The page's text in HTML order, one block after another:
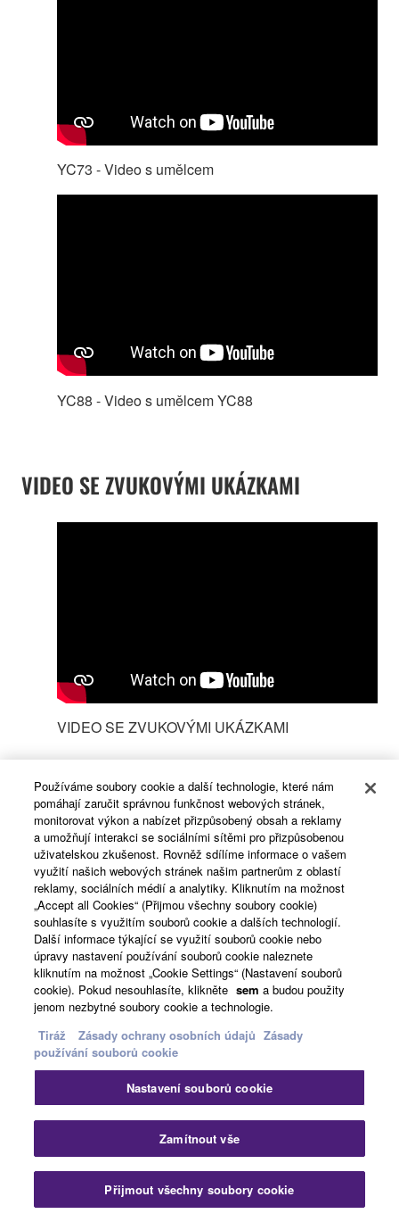
YC73 - Video s umělcem
YC88 - Video s umělcem YC88
VIDEO SE ZVUKOVÝMI UKÁZKAMI
VIDEO SE ZVUKOVÝMI UKÁZKAMI
Možnosti
ZVUK
Prémiová akustická křídla Yamaha
Používáme soubory cookie a další technologie, které nám
pomáhají zaručit správnou funkčnost webových stránek,
monitorovat výkon a nabízet přizpůsobený obsah a reklamy
a umožňují interakci se sociálními sítěmi pro přizpůsobenou
uživatelskou zkušenost. Rovněž sdílíme informace o vašem
využití našich webových stránek našim partnerům z oblastí
reklamy, sociálních médií a analytiky. Kliknutím na možnost
„Accept all Cookies“ (Přijmou všechny soubory cookie)
souhlasíte s využitím souborů cookie a dalších technologií.
Další informace týkající se využití souborů cookie nebo
úpravy nastavení používání souborů cookie naleznete
kliknutím na možnost „Cookie Settings“ (Nastavení souborů
cookie). Pokud nesouhlasíte, klikněte sem a budou použity
jenom nezbytné soubory cookie a technologie.
Tiráž
Zásady ochrany osobních údajů Zásady
používání souborů cookie
Nastavení souborů cookie
Zamítnout vše
Přijmout všechny soubory cookie